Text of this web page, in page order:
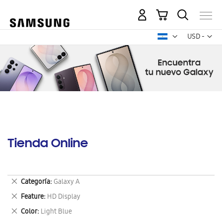
USD -
dólar
Mi carrito
Tienda Online
Categoría Galaxy A
Eliminar
este
artículo
Feature HD Display
Eliminar
este
artículo
Color Light Blue
Eliminar